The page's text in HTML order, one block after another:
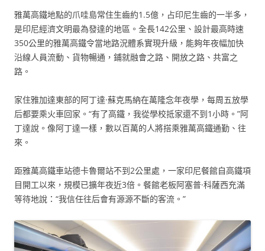
雅萬高鐵地點的爪哇島常住生齒約1.5億，占印尼生齒的一半多，
是印尼經濟文明最為發達的地區。全長142公里、設計最高時速
350公里的雅萬高鐵令當地路況體系實現升級，能夠年夜幅加快
沿線人員流動、貨物暢通，鋪就融會之路、開放之路、共富之
路。
家住雅加達東部的阿丁達·蘇克馬納在萬隆念年夜學，每周五放學
后都要乘火車回家。“有了高鐵，我從學校抵家還不到1小時。”阿
丁達說。像阿丁達一樣，數以百萬的人將搭乘雅萬高鐵通勤、往
來。
距雅萬高鐵車站德卡魯爾站不到2公里處，一家印尼餐館自高鐵項
目開工以來，規模已擴年夜近3倍。餐館老板阿塞普·科薩西充滿
等待地說：“我信任往后會有源源不斷的客流。”